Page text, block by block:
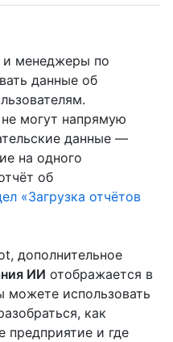
и менеджеры по
данные об
могут напрямую
данные —
на одного
об
«Загрузка отчётов
дополнительное
ИИ отображается в
можете использовать
как
предприятие и где